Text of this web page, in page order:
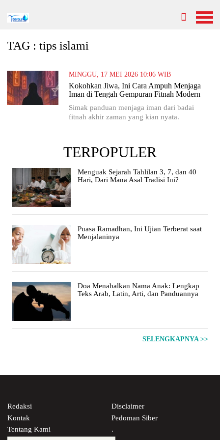
TAG : tips islami
MINGGU, 17 MEI 2026 10:06 WIB
Kokohkan Jiwa, Ini Cara Ampuh Menjaga
Iman di Tengah Gempuran Fitnah Modern
Simak panduan menjaga iman dari badai
fitnah akhir zaman yang kian nyata.
TERPOPULER
Menguak Sejarah Tahlilan 3, 7, dan 40
Hari, Dari Mana Asal Tradisi Ini?
Puasa Ramadhan, Ini Ujian Terberat saat
Menjalaninya
Doa Menabalkan Nama Anak: Lengkap
Teks Arab, Latin, Arti, dan Panduannya
SELENGKAPNYA >>
Redaksi
Kontak
Tentang Kami
Disclaimer
Pedoman Siber
.